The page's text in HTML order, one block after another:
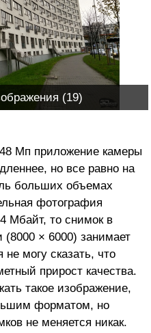
(19)
Мп приложение камеры
но все равно на
больших объемах
фотография
Мбайт, то снимок в
× 6000) занимает
могу сказать, что
прирост качества.
такое изображение,
форматом, но
не меняется никак.